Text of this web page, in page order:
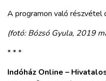
A programon való részvétel
(fotó: Bózsó Gyula, 2019
* * *
Indóház Online –